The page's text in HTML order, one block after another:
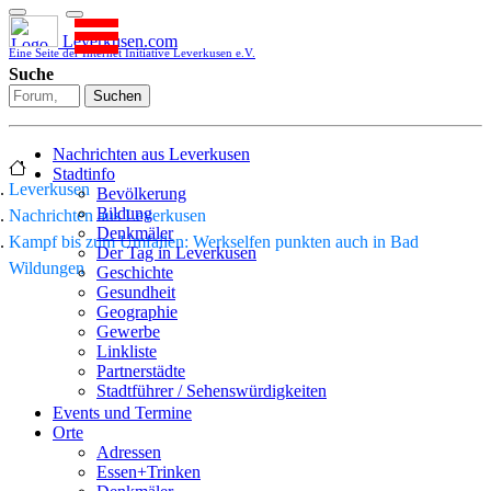
Leverkusen.com
Eine Seite der Internet Initiative Leverkusen e.V.
Suche
Suchen
Nachrichten aus Leverkusen
Stadtinfo
Bevölkerung
Bildung
Denkmäler
Der Tag in Leverkusen
Geschichte
Gesundheit
Geographie
Gewerbe
Linkliste
Partnerstädte
Stadtführer / Sehenswürdigkeiten
Stadtplan
Sport
Who is who
Events und Termine
Orte
Adressen
Essen+Trinken
Leverkusen
Nachrichten aus Leverkusen
Kampf bis zum Umfallen: Werkselfen punkten auch in Bad
Wildungen